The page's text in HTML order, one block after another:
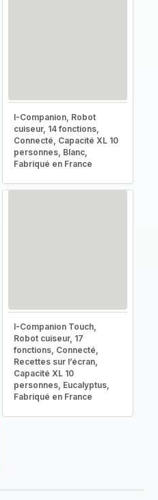
I-Companion, Robot
cuiseur, 14 fonctions,
Connecté, Capacité XL 10
personnes, Blanc,
Fabriqué en France
I-Companion Touch,
Robot cuiseur, 17
fonctions, Connecté,
Recettes sur l’écran,
Capacité XL 10
personnes, Eucalyptus,
Fabriqué en France